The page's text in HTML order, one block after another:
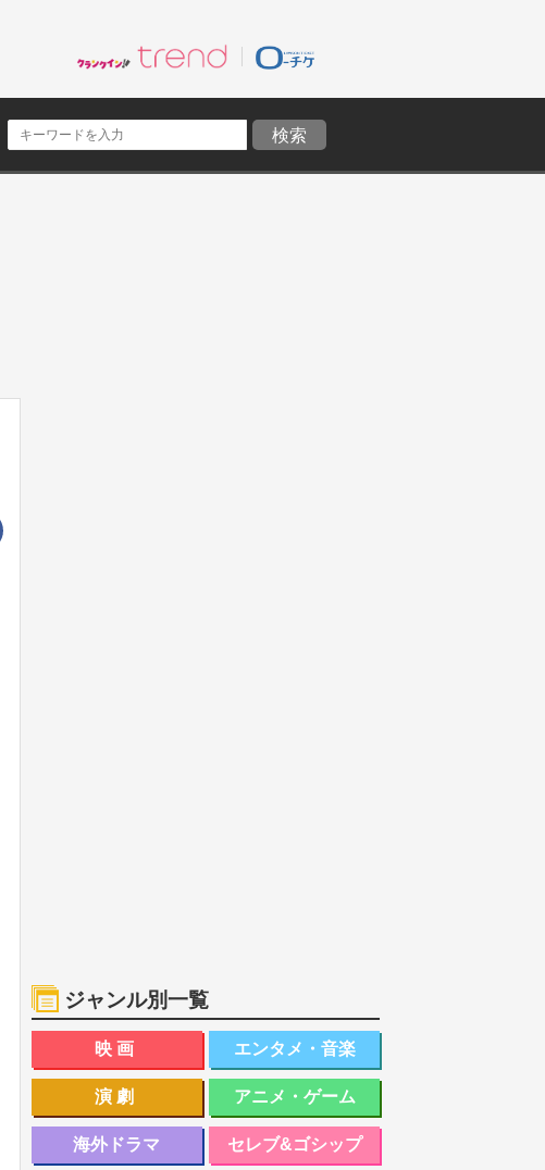
ジャンル別一覧
映画 エンタメ・音楽
演劇 アニメ・ゲーム
海外ドラマ セレブ&ゴシップ